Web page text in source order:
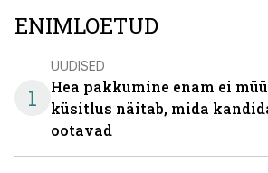
ENIMLOETUD
1
UUDISED
Hea pakkumine enam ei
küsitlus näitab, mida
ootavad